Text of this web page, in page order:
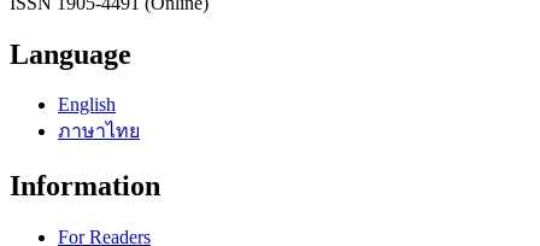
Language
English
ภาษาไทย
Information
For Readers